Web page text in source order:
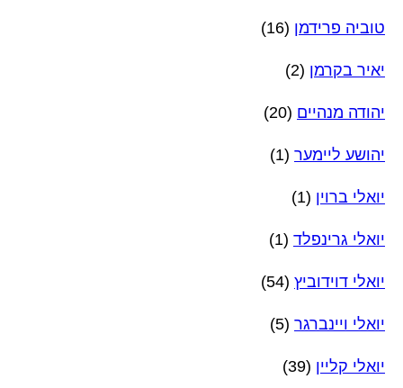
טוביה פרידמן (16)
יאיר בקרמן (2)
יהודה מנהיים (20)
יהושע ליימער (1)
יואלי ברוין (1)
יואלי גרינפלד (1)
יואלי דוידוביץ (54)
יואלי ויינברגר (5)
יואלי קליין (39)